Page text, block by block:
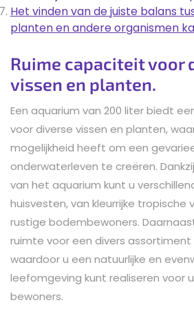
Het vinden van de juiste balans
planten en andere organismen
Ruime capaciteit voor
vissen en planten.
Een aquarium van 200 liter biedt
voor diverse vissen en planten,
mogelijkheid heeft om een
onderwaterleven te creëren.
van het aquarium kunt u
huisvesten, van kleurrijke tropische
rustige bodembewoners.
ruimte voor een divers
waardoor u een natuurlijke en
leefomgeving kunt realiseren voor
bewoners.